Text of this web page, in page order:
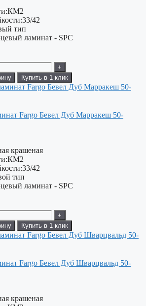
КМ2
33/42
тип
ламинат - SPC
+
Купить в 1 клик
Fargo Бевел Дуб Марракеш 50-
крашеная
КМ2
33/42
тип
ламинат - SPC
+
Купить в 1 клик
Fargo Бевел Дуб Шварцвальд 50-
крашеная